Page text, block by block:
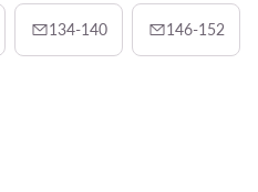
134-140 146-152